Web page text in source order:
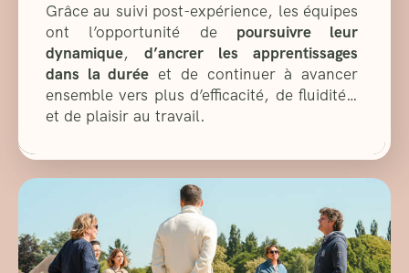
Grâce au suivi post-expérience, les équipes
ont l’opportunité de poursuivre leur
dynamique, d’ancrer les apprentissages
dans la durée et de continuer à avancer
ensemble vers plus d’efficacité, de fluidité…
et de plaisir au travail.